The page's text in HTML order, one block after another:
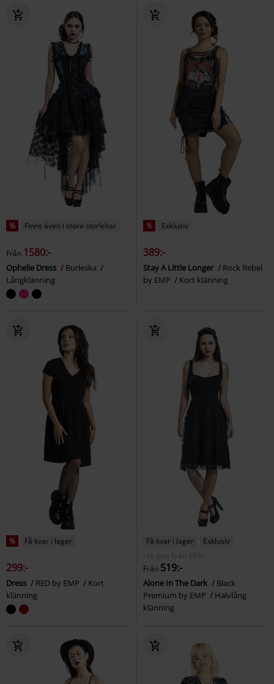
% Finns även i stora storlekar
Från 1580:-
Ophelie Dress
Burleska
Långklänning
% Exklusiv
389:-
Stay A Little Longer
Rock Rebel
by EMP
Kort klänning
% Få kvar i lager
299:-
Dress RED by EMP
Kort
klänning
Få kvar i lager
Exklusiv
rek-pris
Från 699:-
Från 519:-
Alone In The Dark
Black
Premium by EMP
Halvlång
klänning